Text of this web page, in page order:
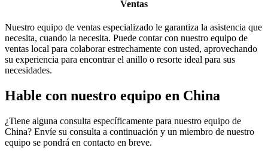
Ventas
Nuestro equipo de ventas especializado le garantiza la asistencia que
necesita, cuando la necesita. Puede contar con nuestro equipo de
ventas local para colaborar estrechamente con usted, aprovechando
su experiencia para encontrar el anillo o resorte ideal para sus
necesidades.
Hable con nuestro equipo en China
¿Tiene alguna consulta específicamente para nuestro equipo de
China? Envíe su consulta a continuación y un miembro de nuestro
equipo se pondrá en contacto en breve.